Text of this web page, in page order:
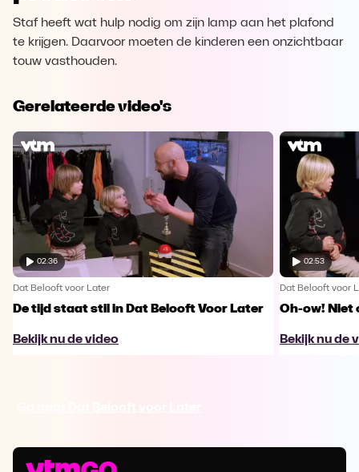
Staf heeft wat hulp nodig om zijn lamp aan het plafond
te krijgen. Daarvoor moeten de kinderen een onzichtbaar
touw vasthouden.
Gerelateerde video's
02:36
Dat Belooft voor Later
De tijd staat stil in Dat Belooft Voor Later
Bekijk nu de video
02:53
Dat Belooft voor
Oh-ow! Niet
Bekijk nu de